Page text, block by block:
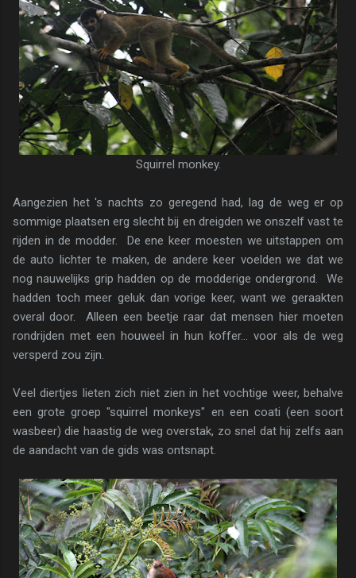
Squirrel monkey.
Aangezien het 's nachts zo geregend had, lag de weg er op
sommige plaatsen erg slecht bij en dreigden we onszelf vast te
rijden in de modder. De ene keer moesten we uitstappen om
de auto lichter te maken, de andere keer voelden we dat we
nog nauwelijks grip hadden op de modderige ondergrond. We
hadden toch meer geluk dan vorige keer, want we geraakten
overal door. Alleen een beetje raar dat mensen hier moeten
rondrijden met een houweel in hun koffer... voor als de weg
versperd zou zijn.
Veel diertjes lieten zich niet zien in het vochtige weer, behalve
een grote groep "squirrel monkeys" en een coati (een soort
wasbeer) die haastig de weg overstak, zo snel dat hij zelfs aan
de aandacht van de gids was ontsnapt.